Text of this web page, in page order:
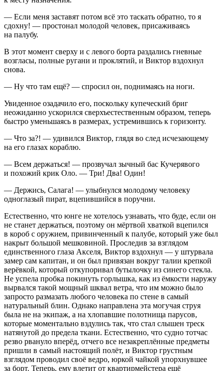
— Если меня заставят потом всё это таскать обратно, то я
сдохну! — простонал молодой человек, присаживаясь
на палубу.
В этот момент сверху и с левого борта раздались гневные
возгласы, полные ругани и проклятий, и Виктор вздохнул
снова.
— Ну что там ещё? — спросил он, поднимаясь на ноги.
Увиденное озадачило его, поскольку купеческий бриг
неожиданно ускорился сверхъестественным образом, теперь
быстро уменьшаясь в размерах, устремившись к горизонту.
— Что за?! — удивился Виктор, глядя во след исчезающему
на его глазах кораблю.
— Всем держаться! — прозвучал зычный бас Кучерявого
и похожий крик Оло. — Три! Два! Один!
— Держись, Салага! — улыбнулся молодому человеку
одноглазый пират, вцепившийся в поручни.
Естественно, что юнге не хотелось узнавать, что буде, если он
не станет держаться, поэтому он мёртвой хваткой вцепился
в короб с оружием, привинченный к палубе, который уже был
накрыт большой мешковиной. Проследив за взглядом
единственного глаза Акселя, Виктор вздохнул — у штурвала
замер сам капитан, и он был привязан вокруг талии крепкой
верёвкой, который откупоривал бутылочку из синего стекла.
Не успела пробка покинуть горлышка, как из ёмкости наружу
вырвался такой мощный шквал ветра, что им можно было
запросто размазать любого человека по стене в самый
натуральный блин. Однако направлена эта могучая струя
была не на экипаж, а на хлопавшие полотнища парусов,
которые моментально вздулись так, что стал слышен треск
натянутой до предела ткани. Естественно, что судно тотчас
резво рвануло вперёд, отчего все незакреплённые предметы
пришли в самый настоящий полёт, и Виктор грустным
взглядом проводил своё ведро, юркой чайкой упорхнувшее
за борт. Теперь, ему влетит от квартирмейстера ещё